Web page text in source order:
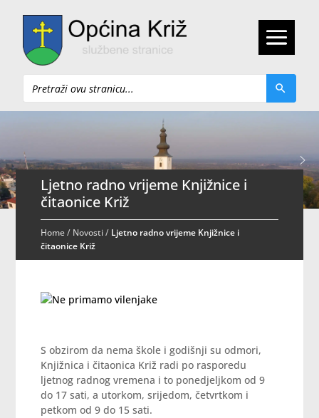
Pretraži
Ljetno radno vrijeme Knjižnice i
čitaonice Križ
Home/ Novosti/ Ljetno radno vrijeme Knjižnice i
čitaonice Križ
S obzirom da nema škole i godišnji su odmori,
Knjižnica i čitaonica Križ radi po rasporedu
ljetnog radnog vremena i to ponedjeljkom od 9
do 17 sati, a utorkom, srijedom, četvrtkom i
petkom od 9 do 15 sati.